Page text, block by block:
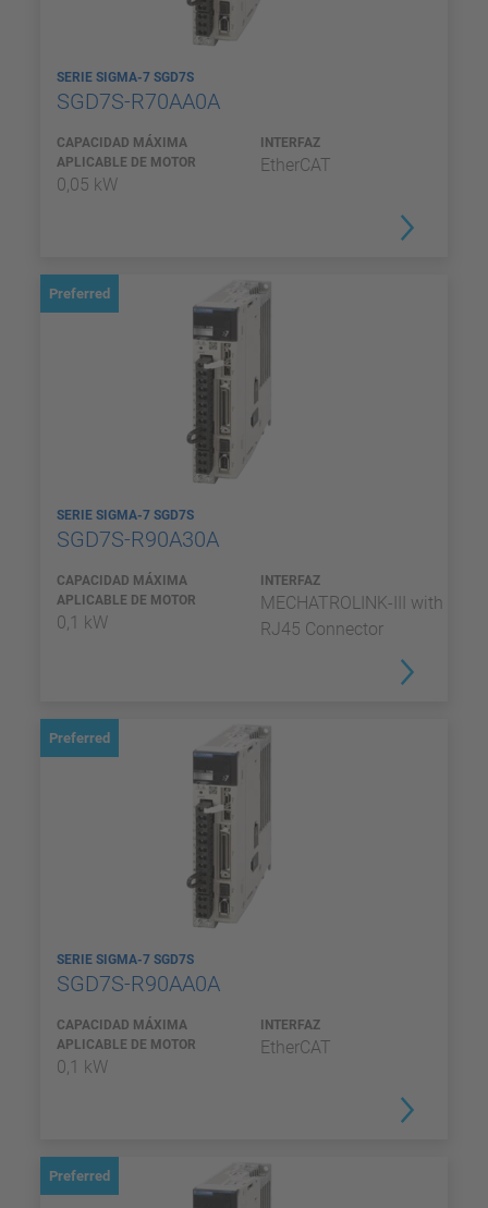
SERIE SIGMA-7 SGD7S
SGD7S-R70AA0A
CAPACIDAD MÁXIMA
APLICABLE DE MOTOR
0,05 kW
INTERFAZ
EtherCAT
Preferred
SERIE SIGMA-7 SGD7S
SGD7S-R90A30A
CAPACIDAD MÁXIMA
APLICABLE DE MOTOR
0,1 kW
INTERFAZ
MECHATROLINK-III with
RJ45 Connector
Preferred
SERIE SIGMA-7 SGD7S
SGD7S-R90AA0A
CAPACIDAD MÁXIMA
APLICABLE DE MOTOR
0,1 kW
INTERFAZ
EtherCAT
Preferred